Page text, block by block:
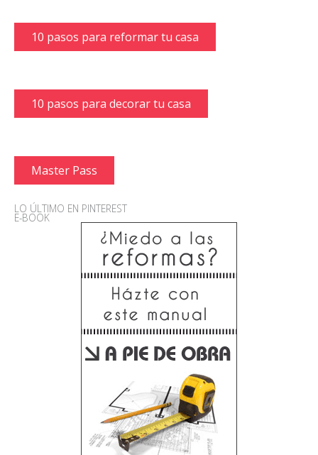
10 pasos para reformar tu casa
10 pasos para decorar tu casa
Master Pass
LO ÚLTIMO EN PINTEREST
E-BOOK